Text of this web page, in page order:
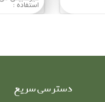
استفاده :
دسترسی سریع